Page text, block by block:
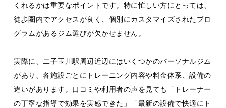
くれるかは重要なポイントです。特に忙しい方にとっては、
徒歩圏内でアクセスが良く、個別にカスタマイズされたプロ
グラムがあるジム選びが欠かせません。
実際に、二子玉川駅周辺近辺にはいくつかのパーソナルジム
があり、各施設ごとにトレーニング内容や料金体系、設備の
違いがあります。口コミや利用者の声を見ても「トレーナー
の丁寧な指導で効果を実感できた」「最新の設備で快適にト